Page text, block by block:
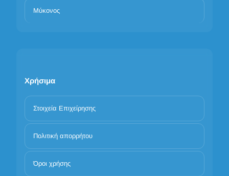
Μύκονος
Χρήσιμα
Στοιχεία Επιχείρησης
Πολιτική απορρήτου
Όροι χρήσης